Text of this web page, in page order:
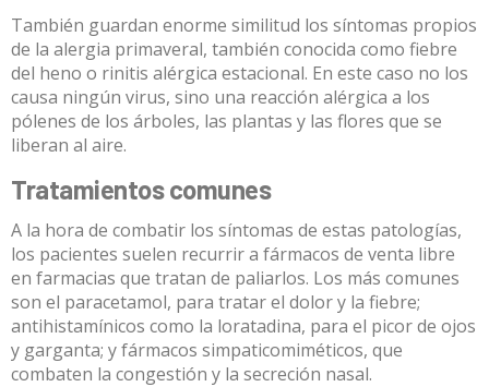
También guardan enorme similitud los síntomas propios
de la alergia primaveral, también conocida como fiebre
del heno o rinitis alérgica estacional. En este caso no los
causa ningún virus, sino una reacción alérgica a los
pólenes de los árboles, las plantas y las flores que se
liberan al aire.
Tratamientos comunes
A la hora de combatir los síntomas de estas patologías,
los pacientes suelen recurrir a fármacos de venta libre
en farmacias que tratan de paliarlos. Los más comunes
son el paracetamol, para tratar el dolor y la fiebre;
antihistamínicos como la loratadina, para el picor de ojos
y garganta; y fármacos simpaticomiméticos, que
combaten la congestión y la secreción nasal.